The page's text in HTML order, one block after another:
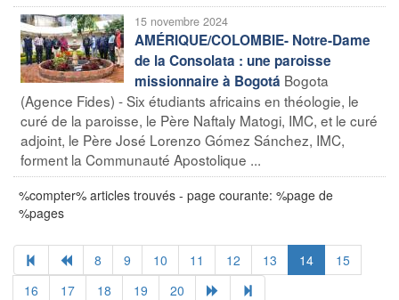
15 novembre 2024
AMÉRIQUE/COLOMBIE- Notre-Dame
de la Consolata : une paroisse
missionnaire à Bogotá Bogota
(Agence Fides) - Six étudiants africains en théologie, le
curé de la paroisse, le Père Naftaly Matogi, IMC, et le curé
adjoint, le Père José Lorenzo Gómez Sánchez, IMC,
forment la Communauté Apostolique ...
%compter% articles trouvés - page courante: %page de
%pages
8 9 10 11 12 13 14
15
16
17 18 19 20